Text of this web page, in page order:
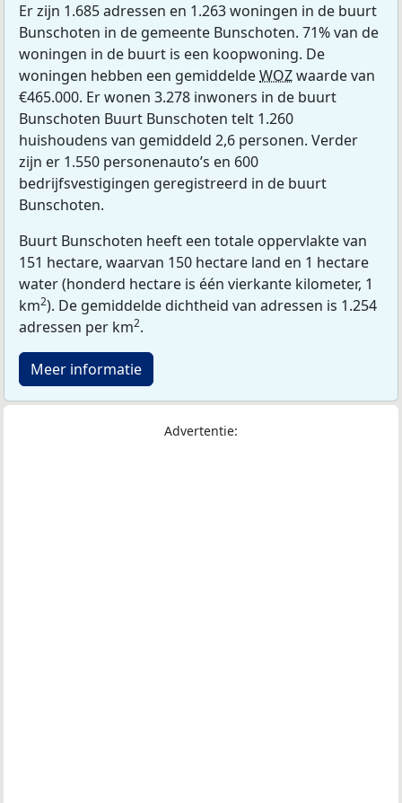
Er zijn 1.685 adressen en 1.263 woningen in de buurt
Bunschoten in de gemeente Bunschoten. 71% van de
woningen in de buurt is een koopwoning. De
woningen hebben een gemiddeldeWOZwaarde van
€465.000. Er wonen 3.278 inwoners in de buurt
Bunschoten Buurt Bunschoten telt 1.260
huishoudens van gemiddeld 2,6 personen. Verder
zijn er 1.550 personenauto’s en 600
bedrijfsvestigingen geregistreerd in de buurt
Bunschoten.
Buurt Bunschoten heeft een totale oppervlakte van
151 hectare, waarvan 150 hectare land en 1 hectare
water (honderd hectare is één vierkante kilometer, 1
km2). De gemiddelde dichtheid van adressen is 1.254
adressen per km2.
Meer informatie
Advertentie: